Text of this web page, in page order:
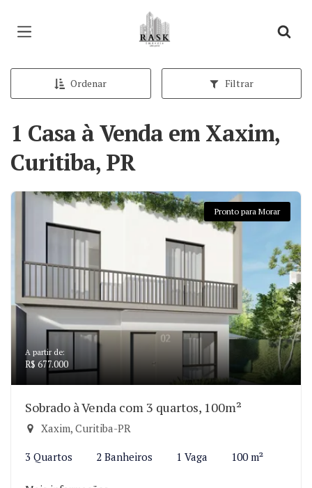
Página inicial
Ordenar Filtrar
1 Casa à Venda em Xaxim,
Curitiba, PR
Pronto para Morar
A partir de:
R$ 677.000
Sobrado à Venda com 3 quartos, 100m²
Xaxim, Curitiba-PR
3 Quartos 2 Banheiros 1 Vaga 100 m²